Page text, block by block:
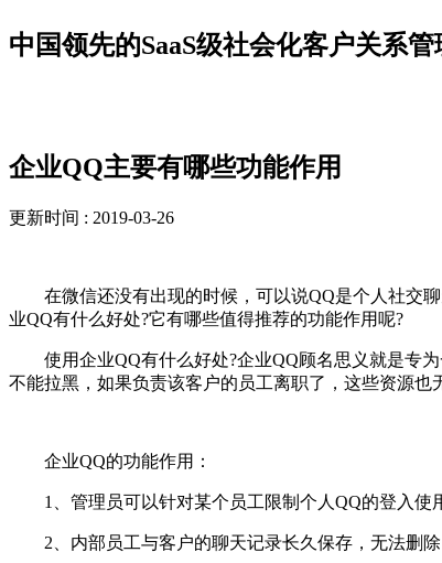
中国领先的SaaS级社会化客户关系管
企业QQ主要有哪些功能作用
更新时间 : 2019-03-26
在微信还没有出现的时候，可以说QQ是个人社交聊
业QQ有什么好处?它有哪些值得推荐的功能作用呢?
使用企业QQ有什么好处?企业QQ顾名思义就是专为
不能拉黑，如果负责该客户的员工离职了，这些资源也
企业QQ的功能作用：
1、管理员可以针对某个员工限制个人QQ的登入使
2、内部员工与客户的聊天记录长久保存，无法删除